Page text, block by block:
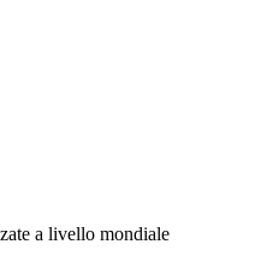
a livello mondiale